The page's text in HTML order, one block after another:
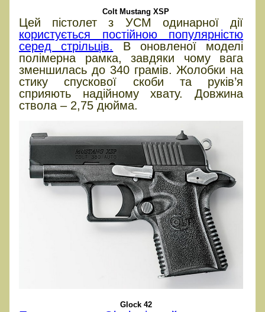
Colt Mustang XSP
Цей пістолет з УСМ одинарної дії
користується постійною популярністю
серед стрільців.
В оновленої моделі
полімерна рамка, завдяки чому вага
зменшилась до 340 грамів. Жолобки на
стику спускової скоби та руків’я
сприяють надійному хвату. Довжина
ствола – 2,75 дюйма.
Glock 42